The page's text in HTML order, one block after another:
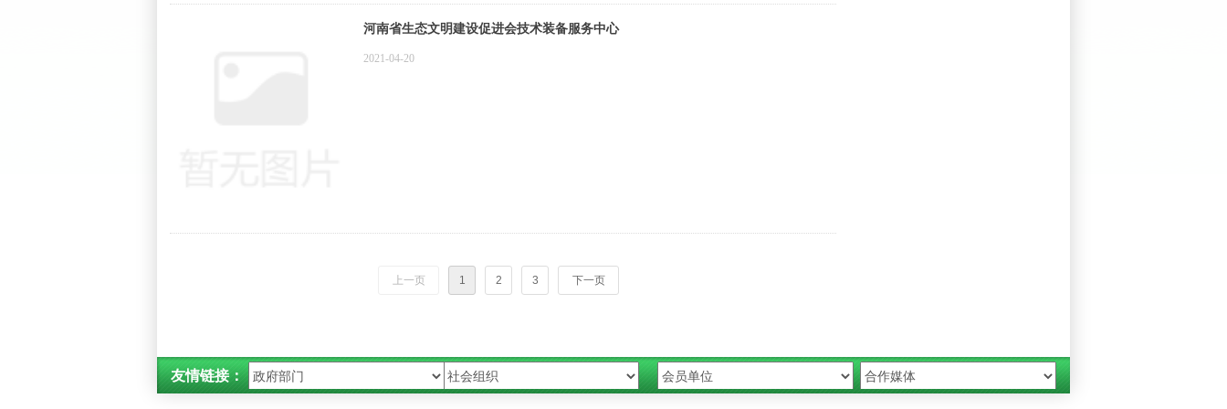
河南省生态文明建设促进会技术装备服务中心
2021-04-20
上一页 1 2 3 下一页
友情链接：